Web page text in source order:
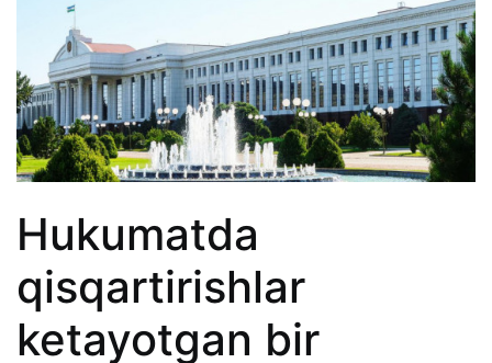
Hukumatda
qisqartirishlar
ketayotgan bir